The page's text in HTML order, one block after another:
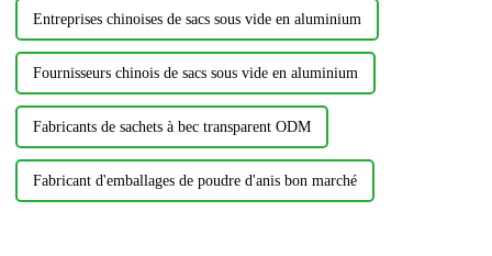
Entreprises chinoises de sacs sous vide en aluminium
Fournisseurs chinois de sacs sous vide en aluminium
Fabricants de sachets à bec transparent ODM
Fabricant d'emballages de poudre d'anis bon marché